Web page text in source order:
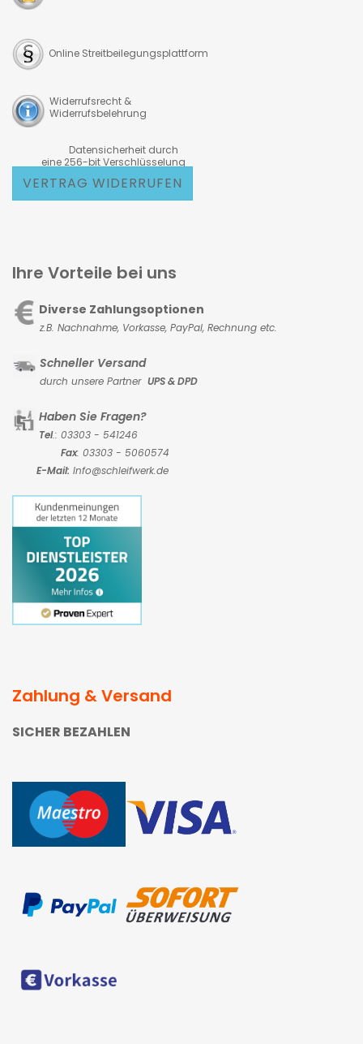
Online Streitbeilegungsplattform
Widerrufsrecht &
Widerrufsbelehrung
Datensicherheit durch
eine 256-bit Verschlüsselung
VERTRAG WIDERRUFEN
Ihre Vorteile bei uns
Diverse Zahlungsoptionen
z.B. Nachnahme, Vorkasse, PayPal, Rechnung etc.
Schneller Versand
durch unsere Partner UPS & DPD
Haben Sie Fragen?
Tel.: 03303 - 541246
Fax: 03303 - 5060574
E-Mail: Info@schleifwerk.de
Zahlung & Versand
SICHER BEZAHLEN